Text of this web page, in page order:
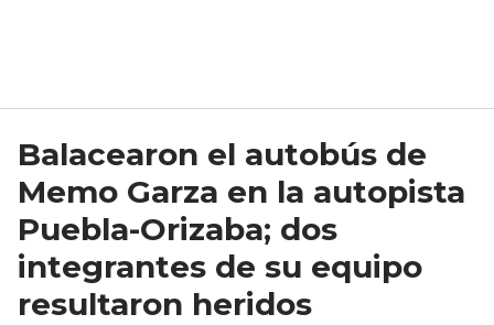
Balacearon el autobús de
Memo Garza en la autopista
Puebla-Orizaba; dos
integrantes de su equipo
resultaron heridos